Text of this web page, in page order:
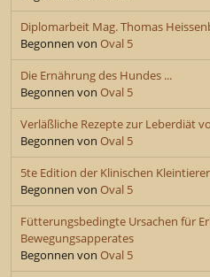
Diplomarbeit Mag. Thomas
Begonnen von Oval 5
Die Ernährung des Hundes ...
Begonnen von Oval 5
Verläßliche Rezepte zur Leberdiät
Begonnen von Oval 5
5te Edition der Klinischen
Begonnen von Oval 5
Fütterungsbedingte Ursachen für
Bewegungsapperates
Begonnen von Oval 5